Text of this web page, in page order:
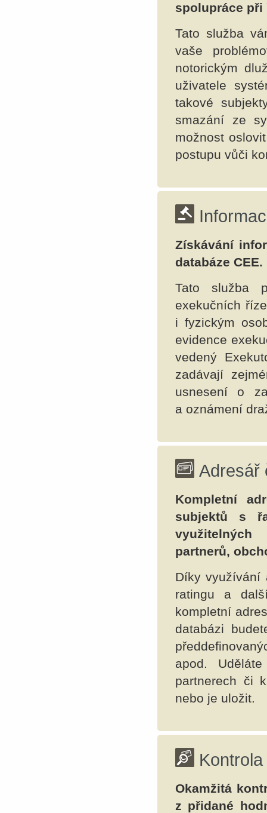
spolupráce
Tato služba
vaše
notorickým
uživatele
takové
smazání ze
možnost
postupu vůči
Získávání
databáze CEE.
Tato služba
exekučních
i fyzickým
evidence
vedený
zadávají
usnesení o
a oznámení
Adresář
Kompletní
subjektů s
partnerů,
Díky využívání
ratingu a
kompletní
databázi
apod.
partnerech či
nebo je uložit.
Okamžitá
z přidané